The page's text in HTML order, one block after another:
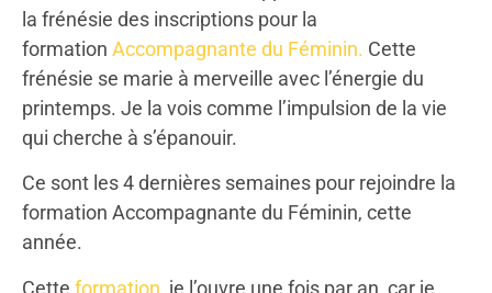
la frénésie des inscriptions pour la
formation Accompagnante du Féminin. Cette
frénésie se marie à merveille avec l’énergie du
printemps. Je la vois comme l’impulsion de la vie
qui cherche à s’épanouir.
Ce sont les 4 dernières semaines pour rejoindre la
formation Accompagnante du Féminin, cette
année.
Cette formation, je l’ouvre une fois par an, car je